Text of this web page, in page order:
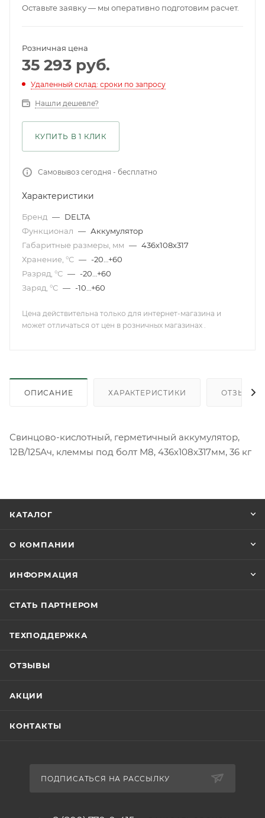
Оставьте заявку — мы оперативно подготовим расчет.
Розничная цена
35 293 руб.
Удаленный склад: сроки по запросу
Нашли дешевле?
КУПИТЬ В 1 КЛИК
Самовывоз сегодня - бесплатно
Характеристики
Бренд — DELTA
Функционал — Аккумулятор
Габаритные размеры, мм — 436х108х317
Хранение, °С — -20…+60
Разряд, °С — -20…+60
Заряд, °С — -10…+60
Цена действительна только для интернет-магазина и
может отличаться от цен в розничных магазинах .
ОПИСАНИЕ ХАРАКТЕРИСТИКИ ОТЗЫВЫ
Свинцово-кислотный, герметичный аккумулятор,
12В/125Ач, клеммы под болт М8, 436х108х317мм, 36 кг
КАТАЛОГ
О КОМПАНИИ
ИНФОРМАЦИЯ
СТАТЬ ПАРТНЕРОМ
ТЕХПОДДЕРЖКА
ОТЗЫВЫ
АКЦИИ
КОНТАКТЫ
ПОДПИСАТЬСЯ НА РАССЫЛКУ